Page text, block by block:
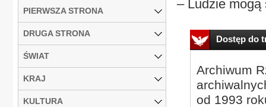
– Ludzie mogą
Dostęp do
Archiwum
od 1993
PIERWSZA STRONA
DRUGA STRONA
ŚWIAT
KRAJ
KULTURA